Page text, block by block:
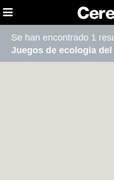
Se han encontrado 1
Juegos de ecologia